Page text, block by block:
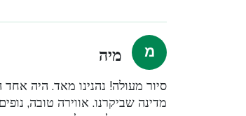
מיה
סיור מעולה! נהנינו מאד. היה
מדינה שביקרנו. אווירה טובה,